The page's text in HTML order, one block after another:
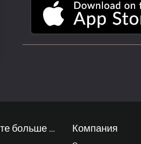
больше ... Компания